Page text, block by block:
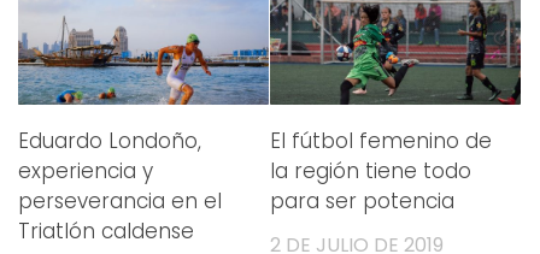
Eduardo Londoño,
experiencia y
perseverancia en el
Triatlón caldense
El fútbol femenino de
la región tiene todo
para ser potencia
2 DE JULIO DE 2019